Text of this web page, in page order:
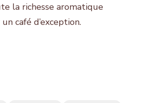
la richesse aromatique
café d’exception.